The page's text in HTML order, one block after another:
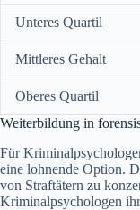
Unteres Quartil
Mittleres Gehalt
Oberes Quartil
Weiterbildung in
Für
eine lohnende Option.
von Straftätern zu
Kriminalpsychologen